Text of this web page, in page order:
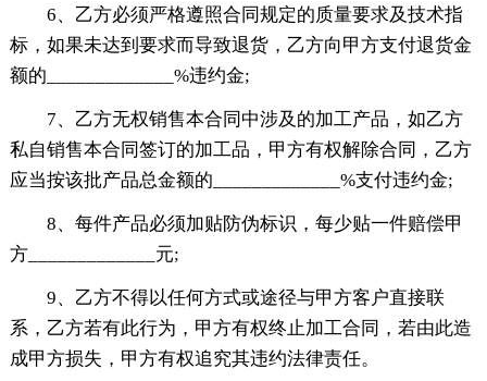
6、乙方必须严格遵照合同规定的质量要求及技术指
标，如果未达到要求而导致退货，乙方向甲方支付退货金
额的_____________%违约金;
7、乙方无权销售本合同中涉及的加工产品，如乙方
私自销售本合同签订的加工品，甲方有权解除合同，乙方
应当按该批产品总金额的_____________%支付违约金;
8、每件产品必须加贴防伪标识，每少贴一件赔偿甲
方_____________元;
9、乙方不得以任何方式或途径与甲方客户直接联
系，乙方若有此行为，甲方有权终止加工合同，若由此造
成甲方损失，甲方有权追究其违约法律责任。